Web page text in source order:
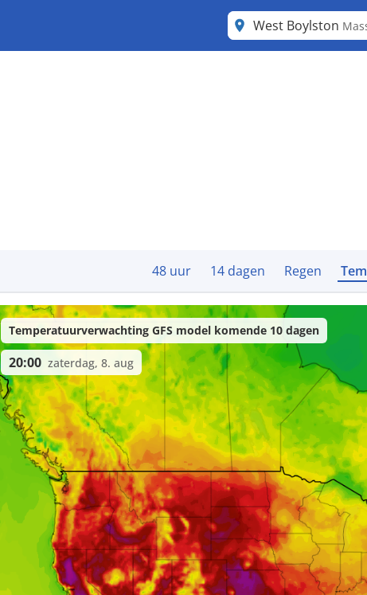
West Boylston
48 uur 14 dagen Regen
Temperatuurverwachting GFS model komende 10 dagen
20:00 zaterdag, 8. aug